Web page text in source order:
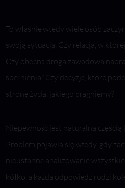
To właśnie wtedy wiele osób
swoją sytuacją. Czy relacja, w
Czy obecna droga zawodowa
spełnienia? Czy decyzje, które
stronę życia, jakiego pragniemy?
Niepewność jest naturalną
Problem pojawia się wtedy, gdy
nieustanne analizowanie
kółko, a każda odpowiedź rodzi